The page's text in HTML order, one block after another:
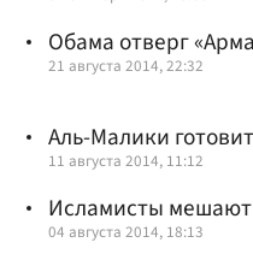
Обама отверг
21 августа 2014, 22:32
Аль-Малики
11 августа 2014, 11:12
Исламисты мешают
04 августа 2014, 18:13